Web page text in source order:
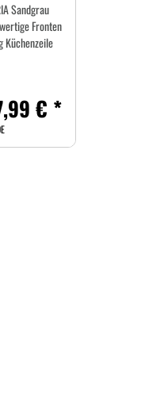
Sandgrau
Fronten
Küchenzeile
€ *